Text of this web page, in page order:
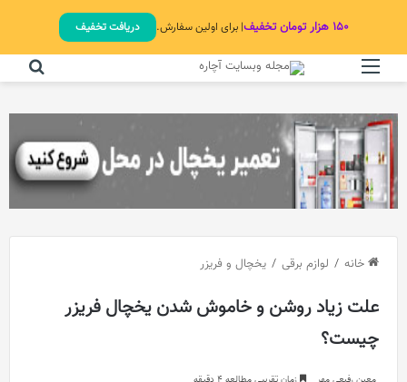
۱۵۰ هزار تومان تخفیف | برای اولین سفارش. دریافت تخفیف
خانه / لوازم برقی / یخچال و فریزر
علت زیاد روشن و خاموش شدن یخچال فریزر
چیست؟